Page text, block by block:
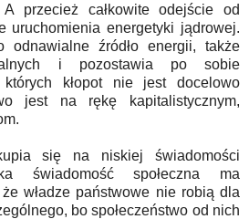
przecież całkowite odejście od
uruchomienia energetyki jądrowej.
odnawialne źródło energii, także
i pozostawia po sobie
których kłopot nie jest docelowo
jest na rękę kapitalistycznym,
się na niskiej świadomości
świadomość społeczna ma
władze państwowe nie robią dla
bo społeczeństwo od nich